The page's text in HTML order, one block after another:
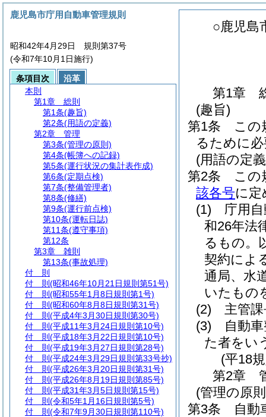
○鹿児島
第1章
(趣旨)
第1条
この
るために
(用語の定
第2条
この
該各号に
(1)
庁用
和26年法
るもの。
契約によ
通局、水
いたもの
(2)
主管
(3)
自動
た者をい
(平18
第2章
(管理の原
第3条
自動
鹿児島市庁用自動車管理規則
昭和42年4月29日 規則第37号
(令和7年10月1日施行)
条項目次
沿革
本則
第1章
総則
第1条(趣旨)
第2条(用語の定義)
第2章
管理
第3条(管理の原則)
第4条(帳簿への記録)
第5条(運行状況の集計表作成)
第6条(定期点検)
第7条(整備管理者)
第8条(修繕)
第9条(運行前点検)
第10条(運転日誌)
第11条(遵守事項)
第12条
第3章
雑則
第13条(事故処理)
付 則
付 則 (昭和46年10月21日規則第51号)
付 則 (昭和55年1月8日規則第1号)
付 則 (昭和60年8月8日規則第31号)
付 則 (平成4年3月30日規則第30号)
付 則 (平成11年3月24日規則第10号)
付 則 (平成18年3月22日規則第10号)
付 則 (平成19年3月27日規則第28号)
付 則 (平成24年3月29日規則第33号抄)
付 則 (平成26年3月20日規則第31号)
付 則 (平成26年8月19日規則第85号)
付 則 (平成31年3月5日規則第15号)
付 則 (令和5年1月16日規則第5号)
付 則 (令和7年9月30日規則第110号)